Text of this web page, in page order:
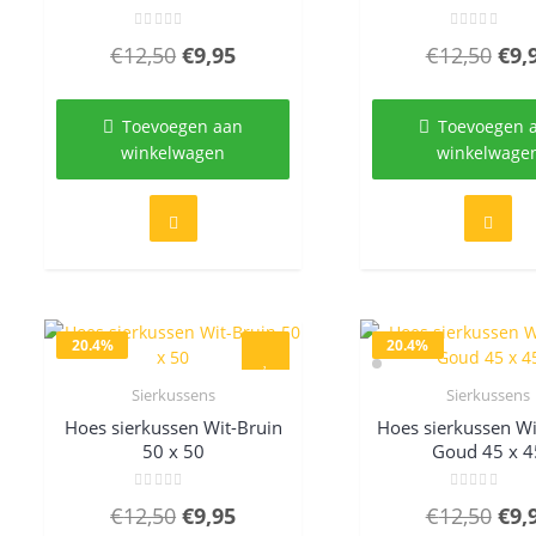
0
uit
€12,50 Oorspronkelijke
was:
€12,50.
€9,95Huidige
is:
Toevoegen aan
winkelwagen
0
uit
€12,50 €
Toevoegen
20.4%
Sierkussens
Hoes sierkussen Wit-Bruin
50 x 50
0
uit
€12,50 Oorspronkelijke
€9,95Huidige
20.4%
Sierkussens
Hoes sierkussen
Goud 45 x
0
uit
€12,50 €